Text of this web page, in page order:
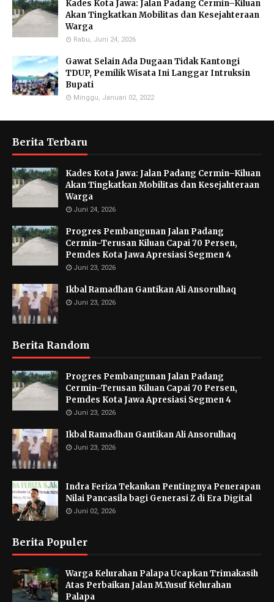
Kades Kota Jawa: Jalan Padang Cermin–Kiluan
Akan Tingkatkan Mobilitas dan Kesejahteraan
Warga
Rabu, Juni 24, 2026
Gawat Selain Ada Dugaan Tidak Kantongi
TDUP, Pemilik Wisata Ini Langgar Intruksin
Bupati
Minggu, Januari 02, 2022
Berita Terbaru
Kades Kota Jawa: Jalan Padang Cermin–Kiluan
Akan Tingkatkan Mobilitas dan Kesejahteraan
Warga
Juni 24, 2026
Progres Pembangunan Jalan Padang
Cermin–Terusan Kiluan Capai 70 Persen,
Pemdes Kota Jawa Apresiasi Segmen 4
Juni 23, 2026
Ikbal Ramadhan Gantikan Ali Ansorulhaq
Juni 23, 2026
Berita Random
Progres Pembangunan Jalan Padang
Cermin–Terusan Kiluan Capai 70 Persen,
Pemdes Kota Jawa Apresiasi Segmen 4
Juni 23, 2026
Ikbal Ramadhan Gantikan Ali Ansorulhaq
Juni 23, 2026
Indra Feriza Tekankan Pentingnya Penerapan
Nilai Pancasila bagi Generasi Z di Era Digital
Juni 02, 2026
Berita Populer
Warga Kelurahan Palapa Ucapkan Trimakasih
Atas Perbaikan Jalan M.Yusuf Kelurahan
Palapa